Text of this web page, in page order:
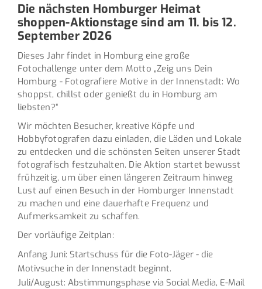
Die nächsten Homburger Heimat
shoppen-Aktionstage sind am 11. bis 12.
September 2026
Dieses Jahr findet in Homburg eine große
Fotochallenge unter dem Motto „Zeig uns Dein
Homburg - Fotografiere Motive in der Innenstadt: Wo
shoppst, chillst oder genießt du in Homburg am
liebsten?“
Wir möchten Besucher, kreative Köpfe und
Hobbyfotografen dazu einladen, die Läden und Lokale
zu entdecken und die schönsten Seiten unserer Stadt
fotografisch festzuhalten. Die Aktion startet bewusst
frühzeitig, um über einen längeren Zeitraum hinweg
Lust auf einen Besuch in der Homburger Innenstadt
zu machen und eine dauerhafte Frequenz und
Aufmerksamkeit zu schaffen.
Der vorläufige Zeitplan:
Anfang Juni: Startschuss für die Foto-Jäger - die
Motivsuche in der Innenstadt beginnt.
Juli/August: Abstimmungsphase via Social Media, E-Mail